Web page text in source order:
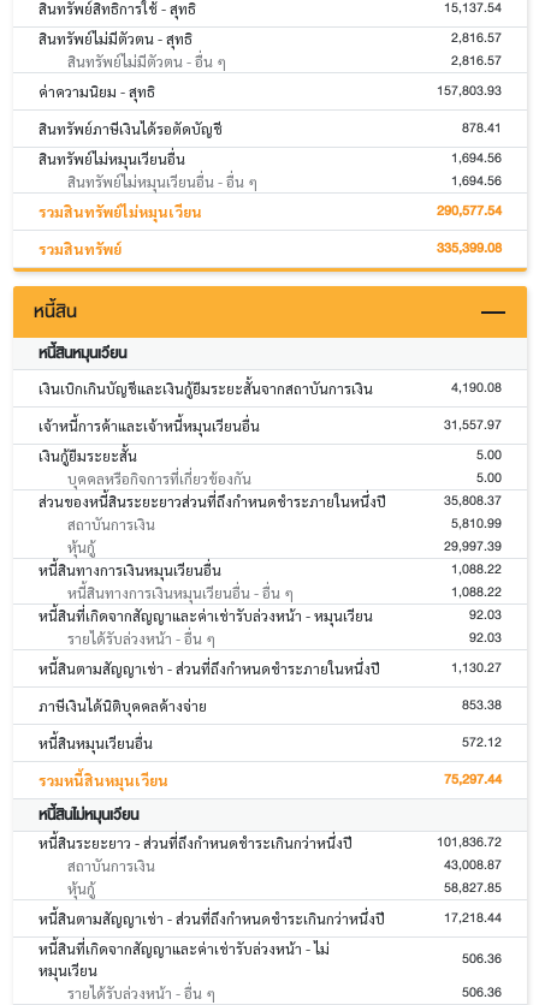
สินทรัพย์สิทธิการใช้ - สุทธิ 15,137.54
สินทรัพย์ไม่มีตัวตน - สุทธิ 2,816.57
สินทรัพย์ไม่มีตัวตน - อื่น ๆ 2,816.57
ค่าความนิยม - สุทธิ 157,803.93
สินทรัพย์ภาษีเงินได้รอตัดบัญชี 878.41
สินทรัพย์ไม่หมุนเวียนอื่น 1,694.56
สินทรัพย์ไม่หมุนเวียนอื่น - อื่น ๆ 1,694.56
รวมสินทรัพย์ไม่หมุนเวียน 290,577.54
รวมสินทรัพย์ 335,399.08
หนี้สิน
หนี้สินหมุนเวียน
เงินเบิกเกินบัญชีและเงินกู้ยืมระยะสั้นจากสถาบันการเงิน 4,190.08
เจ้าหนี้การค้าและเจ้าหนี้หมุนเวียนอื่น 31,557.97
เงินกู้ยืมระยะสั้น 5.00
บุคคลหรือกิจการที่เกี่ยวข้องกัน 5.00
ส่วนของหนี้สินระยะยาวส่วนที่ถึงกำหนดชำระภายในหนึ่งปี 35,808.37
สถาบันการเงิน 5,810.99
หุ้นกู้ 29,997.39
หนี้สินทางการเงินหมุนเวียนอื่น 1,088.22
หนี้สินทางการเงินหมุนเวียนอื่น - อื่น ๆ 1,088.22
หนี้สินที่เกิดจากสัญญาและค่าเช่ารับล่วงหน้า - หมุนเวียน 92.03
รายได้รับล่วงหน้า - อื่น ๆ 92.03
หนี้สินตามสัญญาเช่า - ส่วนที่ถึงกำหนดชำระภายในหนึ่งปี 1,130.27
ภาษีเงินได้นิติบุคคลค้างจ่าย 853.38
หนี้สินหมุนเวียนอื่น 572.12
รวมหนี้สินหมุนเวียน 75,297.44
หนี้สินไม่หมุนเวียน
หนี้สินระยะยาว - ส่วนที่ถึงกำหนดชำระเกินกว่าหนึ่งปี 101,836.72
สถาบันการเงิน 43,008.87
หุ้นกู้ 58,827.85
หนี้สินตามสัญญาเช่า - ส่วนที่ถึงกำหนดชำระเกินกว่าหนึ่งปี 17,218.44
หนี้สินที่เกิดจากสัญญาและค่าเช่ารับล่วงหน้า - ไม่
หมุนเวียน
506.36
รายได้รับล่วงหน้า - อื่น ๆ 506.36